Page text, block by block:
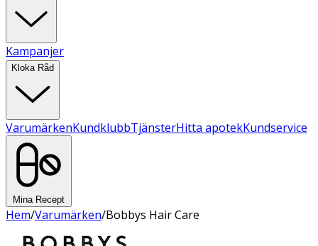
Kampanjer
Kloka Råd
VarumärkenKundklubbTjänsterHitta apotekKundservice
Mina Recept
Hem/Varumärken/Bobbys Hair Care